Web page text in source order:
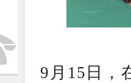
9月15日，